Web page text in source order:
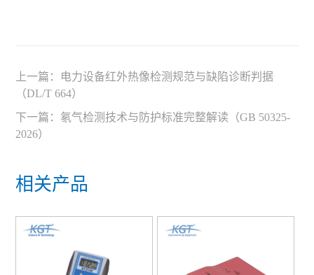
上一篇： 电力设备红外热像检测规范与缺陷诊断判据
（DL/T 664）
下一篇： 氡气检测技术与防护标准完整解读（GB 50325-
2026）
相关产品